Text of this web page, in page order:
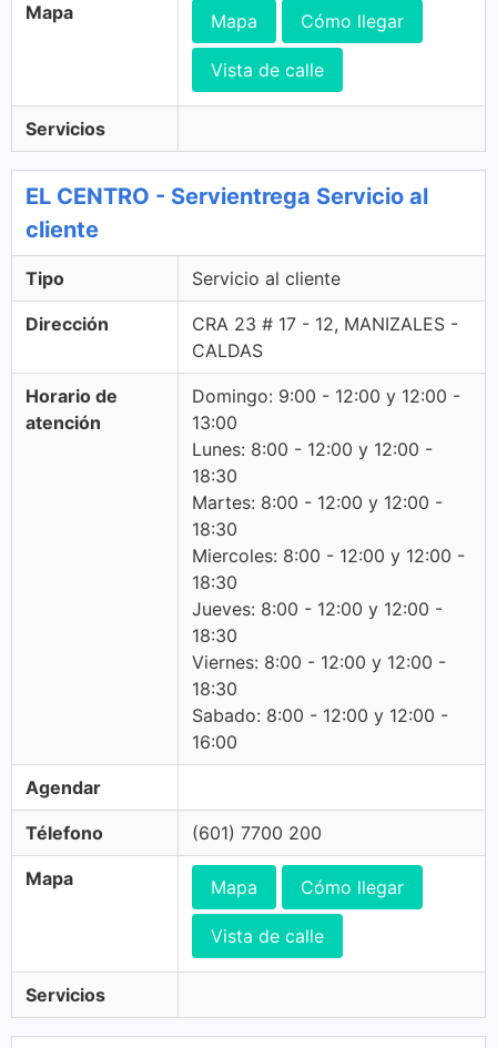
Mapa Mapa Cómo llegar
Vista de calle
Servicios
EL CENTRO - Servientrega Servicio al
cliente
Tipo Servicio al cliente
Dirección
CRA 23 # 17 - 12, MANIZALES -
CALDAS
Horario de
atención
Domingo: 9:00 - 12:00 y 12:00 -
13:00
Lunes: 8:00 - 12:00 y 12:00 -
18:30
Martes: 8:00 - 12:00 y 12:00 -
18:30
Miercoles: 8:00 - 12:00 y 12:00 -
18:30
Jueves: 8:00 - 12:00 y 12:00 -
18:30
Viernes: 8:00 - 12:00 y 12:00 -
18:30
Sabado: 8:00 - 12:00 y 12:00 -
16:00
Agendar
Télefono (601) 7700 200
Mapa Mapa Cómo llegar
Vista de calle
Servicios